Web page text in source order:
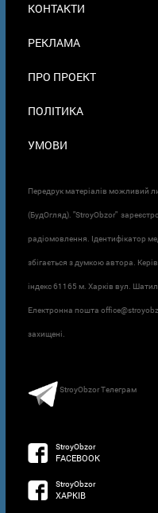
В
КОНТАКТИ
РЕКЛАМА
ПРО ПРОЕКТ
ПОЛІТИКА
УМОВИ
Передрук матеріалів можливий
(БудОгляд). "StroyObzor"
радіомовлення. Ідентифікатор
збігається з думкою автора.
індекс 61165 м. Харків вул.
Електронна пошта
захищені.
StroyObzor Телеграм
StroyObzor
FACEBOOK
StroyObzor
ХАРКІВ